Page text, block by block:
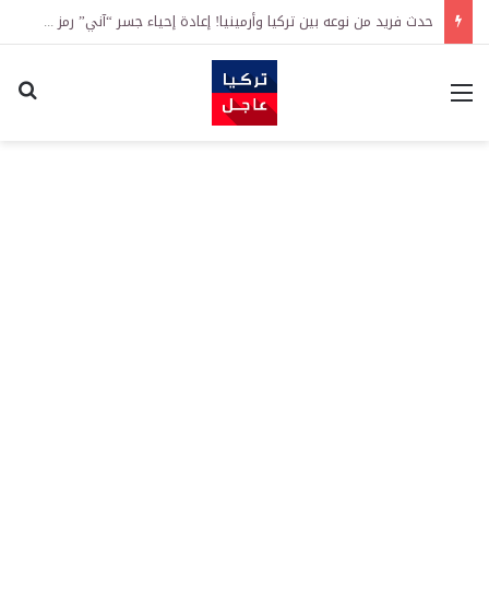
حدث فريد من نوعه بين تركيا وأرمينيا! إعادة إحياء جسر “آني” رمز طريق الحرير الذي يعود تاريخه إلى قرون
القائمة